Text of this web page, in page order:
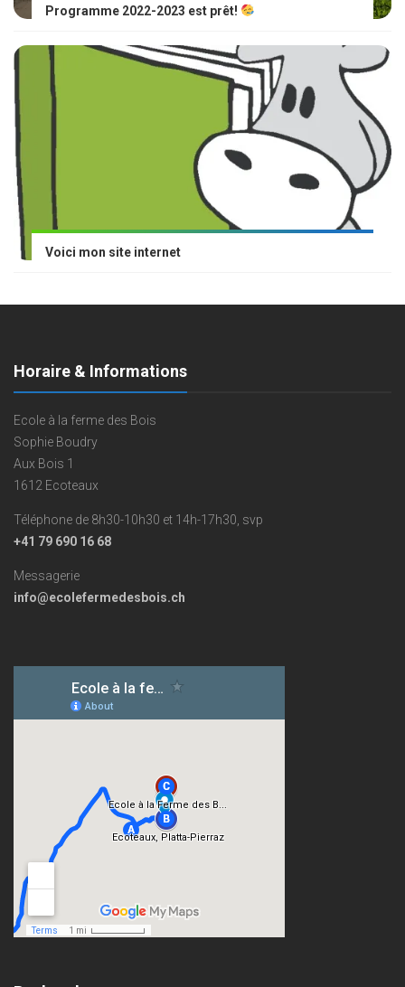
Programme 2022-2023 est prêt!
Voici mon site internet
Horaire & Informations
Ecole à la ferme des Bois
Sophie Boudry
Aux Bois 1
1612 Ecoteaux
Téléphone de 8h30-10h30 et 14h-17h30, svp
+41 79 690 16 68
Messagerie
info@ecolefermedesbois.ch